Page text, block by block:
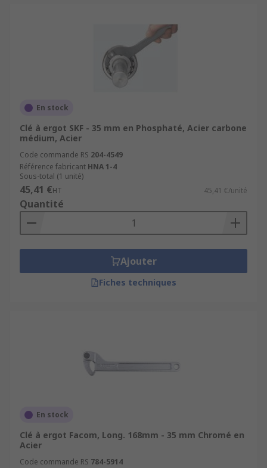
En stock
Clé à ergot SKF - 35 mm en Phosphaté, Acier carbone
médium, Acier
Code commande RS 204-4549
Référence fabricant HNA 1-4
Sous-total (1 unité)
45,41 €HT 45,41 €/unité
Quantité
Ajouter
Fiches techniques
En stock
Clé à ergot Facom, Long. 168mm - 35 mm Chromé en
Acier
Code commande RS 784-5914